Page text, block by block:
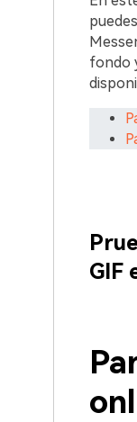
puedes
fondo
GIF